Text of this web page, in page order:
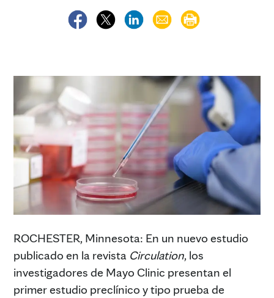
ROCHESTER, Minnesota: En un nuevo estudio
publicado en la revista Circulation, los
investigadores de Mayo Clinic presentan el
primer estudio preclínico y tipo prueba de